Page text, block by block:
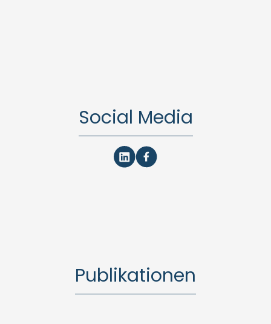
Social Media
Publikationen